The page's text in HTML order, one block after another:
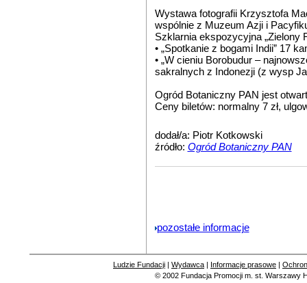
Wystawa fotografii Krzysztofa
wspólnie z Muzeum Azji i
Szklarnia ekspozycyjna „Zielony
• „Spotkanie z bogami Indii” 17
• „W cieniu Borobudur –
sakralnych z Indonezji (z wysp
Ogród Botaniczny PAN jest
Ceny biletów: normalny 7 zł,
dodał/a: Piotr Kotkowski
źródło: Ogród Botaniczny PAN
pozostałe informacje
Ludzie Fundacji | Wydawca | Informacje prasowe |
© 2002 Fundacja Promocji m. st. Warszawy